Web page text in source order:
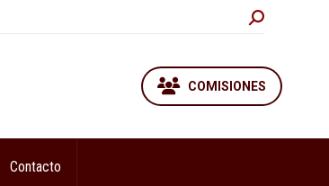
Buscar:
COMISIONES
Contacto